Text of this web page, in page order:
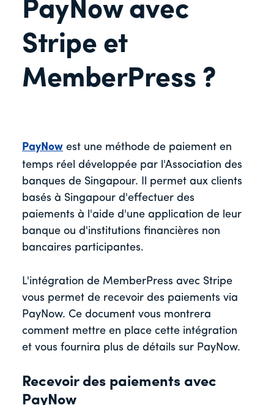
PayNow avec
Stripe et
MemberPress ?
PayNow est une méthode de paiement en
temps réel développée par l'Association des
banques de Singapour. Il permet aux clients
basés à Singapour d'effectuer des
paiements à l'aide d'une application de leur
banque ou d'institutions financières non
bancaires participantes.
L'intégration de MemberPress avec Stripe
vous permet de recevoir des paiements via
PayNow. Ce document vous montrera
comment mettre en place cette intégration
et vous fournira plus de détails sur PayNow.
Recevoir des paiements avec
PayNow